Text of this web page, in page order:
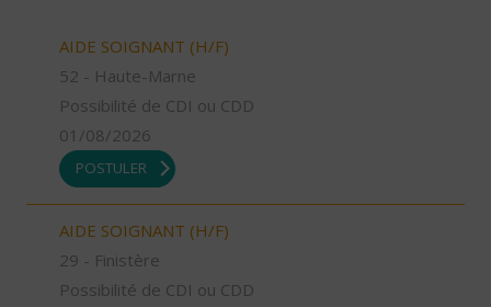
AIDE SOIGNANT (H/F)
52 - Haute-Marne
Possibilité de CDI ou CDD
01/08/2026
POSTULER
AIDE SOIGNANT (H/F)
29 - Finistère
Possibilité de CDI ou CDD